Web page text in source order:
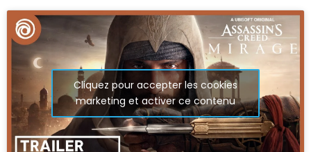
Cliquez pour accepter les cookies
marketing et activer ce contenu